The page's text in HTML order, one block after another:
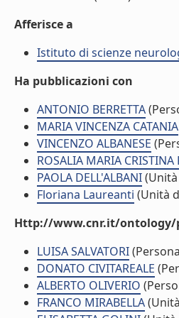
Afferisce a
Istituto di scienze
Ha pubblicazioni con
ANTONIO BERRETTA
MARIA VINCENZA CATANIA
VINCENZO ALBANESE
ROSALIA MARIA CRISTINA
PAOLA DELL'ALBANI
Floriana Laureanti (Unità
Http://www.cnr.it/ontology/
LUISA SALVATORI
DONATO CIVITAREALE
ALBERTO OLIVERIO
FRANCO MIRABELLA